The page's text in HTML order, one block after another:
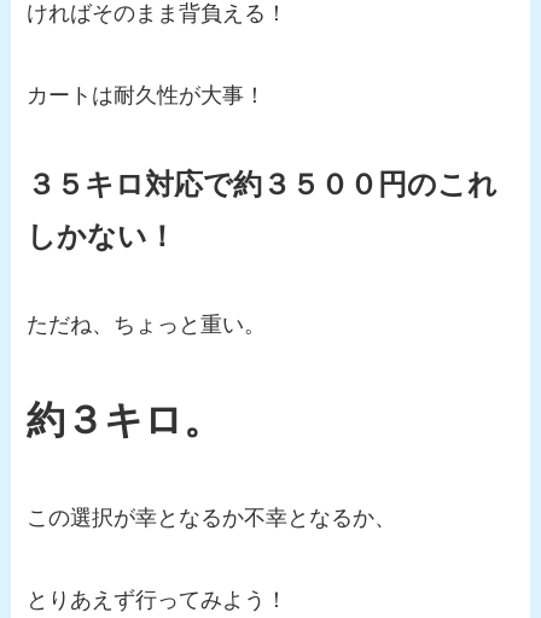
ければそのまま背負える！
カートは耐久性が大事！
３５キロ対応で約３５００円のこれ
しかない！
ただね、ちょっと重い。
約３キロ。
この選択が幸となるか不幸となるか、
とりあえず行ってみよう！